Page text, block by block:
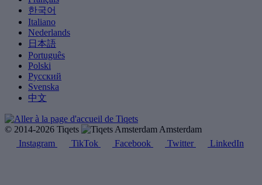
한국어
Italiano
Nederlands
日本語
Português
Polski
Русский
Svenska
中文
© 2014-2026 Tiqets
Amsterdam
Instagram
TikTok Facebook Twitter LinkedIn